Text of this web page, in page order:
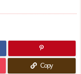
Copy